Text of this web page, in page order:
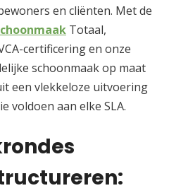
en cliënten.​ Met de
Totaal,
certificering en onze
schoonmaak op maat
een vlekkeloze uitvoering
voldoen aan elke SLA.​